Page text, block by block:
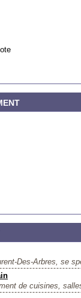
Des-Arbres, se
de cuisines,